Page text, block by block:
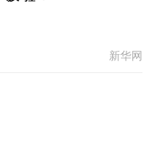
新华网